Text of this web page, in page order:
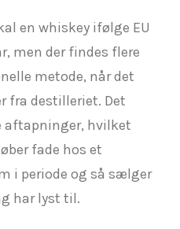
en whiskey ifølge EU
men der findes flere
metode, når det
fra destilleriet. Det
hvilket
fade hos et
i periode og så sælger
har lyst til.